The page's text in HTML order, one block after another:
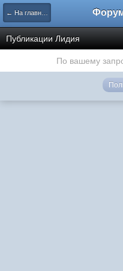
← На главную
Публикации Лидия
По вашему